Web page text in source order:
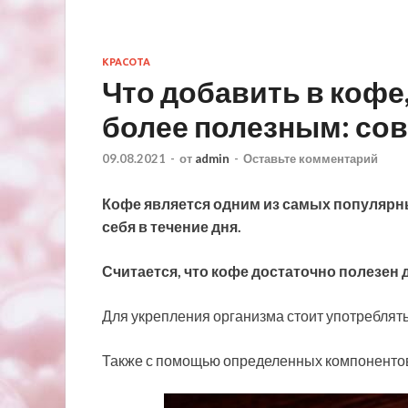
КРАСОТА
Что добавить в
более полезным:
09.08.2021 - от admin - Оставьте комментарий
Кофе является одним из самых
себя в течение дня.
Считается, что кофе достаточно полезен
Для укрепления организма стоит
Также с помощьюопределенных